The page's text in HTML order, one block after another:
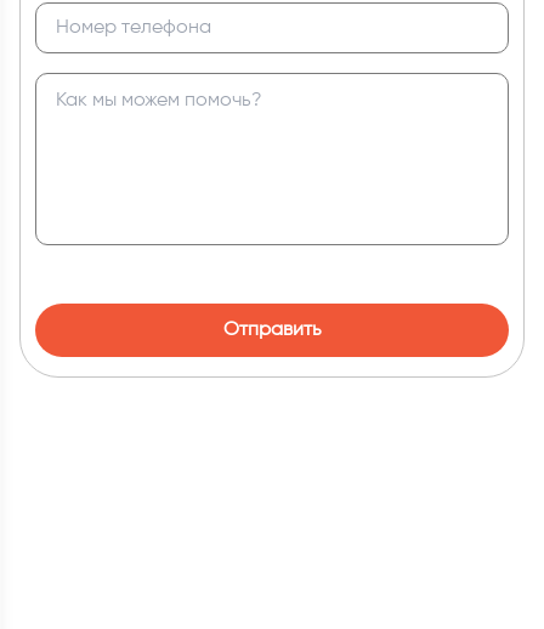
Отправить